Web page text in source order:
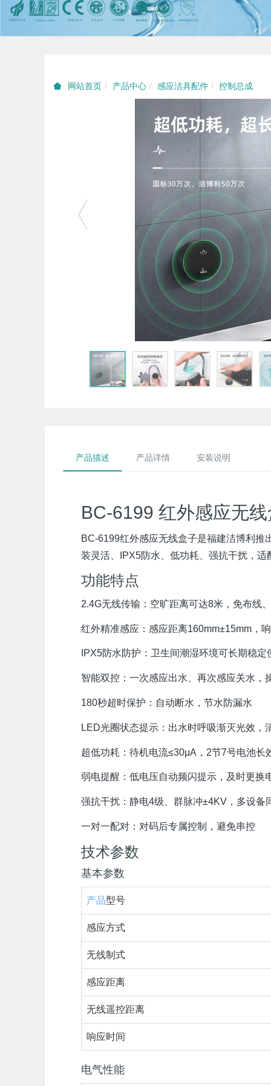
网站首页 产品中心 感应洁具配件 控制总成
产品描述 产品详情 安装说明
BC-6199 红外感应无
BC-6199红外感应无线盒子是福建洁博利
装灵活、IPX5防水、低功耗、强抗干扰，
功能特点
2.4G无线传输：空旷距离可达8米，免布线
红外精准感应：感应距离160mm±15mm，
IPX5防水防护：卫生间潮湿环境可长期稳定
智能双控：一次感应出水、再次感应关水，
180秒超时保护：自动断水，节水防漏水
LED光圈状态提示：出水时呼吸渐灭光效，
超低功耗：待机电流≤30μA，2节7号电池长
弱电提醒：低电压自动频闪提示，及时更换
强抗干扰：静电4级、群脉冲±4KV，多设备
一对一配对：对码后专属控制，避免串控
技术参数
基本参数
产品型号
感应方式
无线制式
感应距离
无线遥控距离
响应时间
电气性能